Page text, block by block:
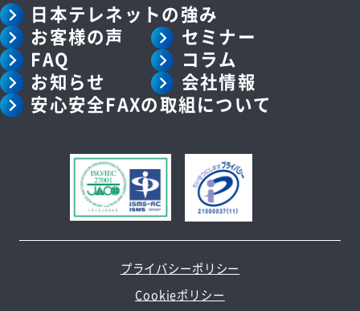
日本テレネットの強み
お客様の声
セミナー
FAQ
コラム
お知らせ
会社情報
安心安全FAXの取組について
プライバシーポリシー
Cookieポリシー